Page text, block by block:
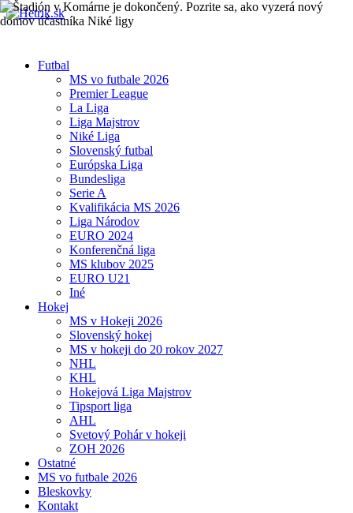
Futbal
MS vo futbale 2026
Premier League
La Liga
Liga Majstrov
Niké Liga
Slovenský futbal
Európska Liga
Bundesliga
Serie A
Kvalifikácia MS 2026
Liga Národov
EURO 2024
Konferenčná liga
MS klubov 2025
EURO U21
Iné
Hokej
MS v Hokeji 2026
Slovenský hokej
MS v hokeji do 20 rokov 2027
NHL
KHL
Hokejová Liga Majstrov
Tipsport liga
AHL
Svetový Pohár v hokeji
ZOH 2026
Ostatné
MS vo futbale 2026
Bleskovky
Kontakt